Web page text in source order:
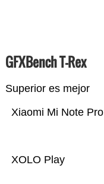
GFXBench T-Rex
Superior es mejor
XOLO Play
Xiaomi Mi Note Pro